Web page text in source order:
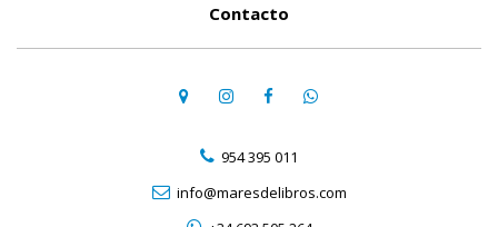
Contacto
954 395 011
info@maresdelibros.com